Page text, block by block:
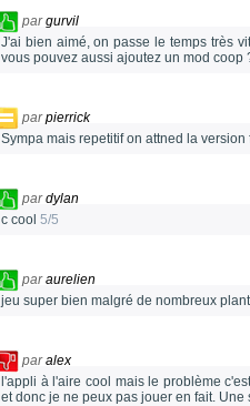
pargurvil
J'ai bien aimé, on passe le temps très
vous pouvez aussi ajoutez un mod coop
parpierrick
Sympa mais repetitif on attned la version
pardylan
c cool 5/5
paraurelien
jeu super bien malgré de nombreux
paralex
l'appli à l'aire cool mais le problème
et donc je ne peux pas jouer en fait.